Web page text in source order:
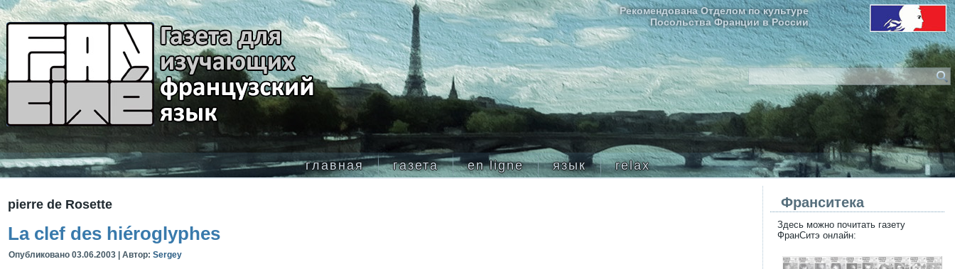
Рекомендована Отделом по культуре
Посольства Франции в России
главная газета en ligne язык relax
pierre de Rosette
La clef des hiéroglyphes
Опубликовано 03.06.2003 Автор: Sergey
Франситека
Здесь можно почитать газету
ФранСитэ онлайн: